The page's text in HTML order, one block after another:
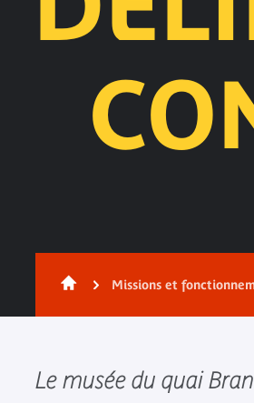
Missions et
Le musée du quai